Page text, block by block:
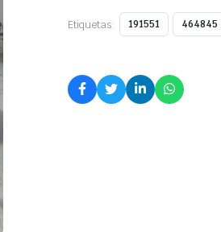
Etiquetas: 191551 464845